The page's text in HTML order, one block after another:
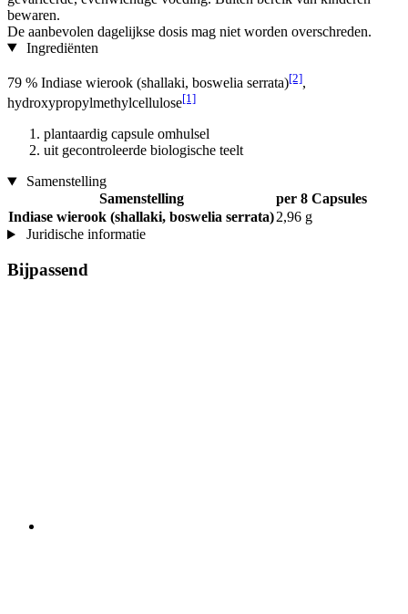
bewaren.
De aanbevolen dagelijkse dosis mag niet worden overschreden.
Ingrediënten
79 % Indiase wierook (shallaki, boswelia serrata)[2],
hydroxypropylmethylcellulose[1]
plantaardig capsule omhulsel
uit gecontroleerde biologische teelt
Samenstelling
Samenstelling
per 8 Capsules
Indiase wierook (shallaki, boswelia serrata)2,96 g
Juridische informatie
Bijpassend